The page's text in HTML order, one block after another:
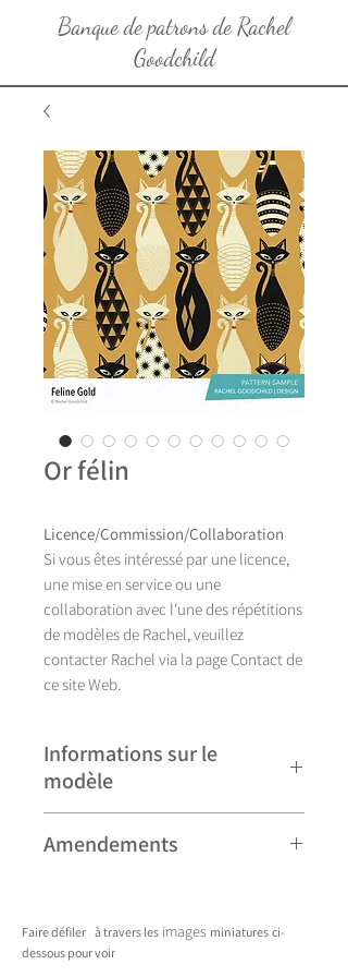
Banque de patrons de Rachel
Goodchild
Or félin
Licence/Commission/Collaboration
Si vous êtes intéressé par une licence,
une mise en service ou une
collaboration avec l'une des répétitions
de modèles de Rachel, veuillez
contacter Rachel via la page Contact de
ce site Web.
Informations sur le
modèle
décline actuellement en huit couleurs.
Amendements
peuvent donc légèrement varier. Tout
amendement sera une amélioration. En
Faire défiler à travers les images miniatures ci-
dessous pour voir